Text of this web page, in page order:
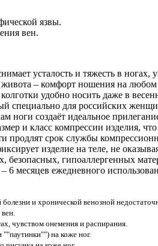
язвы.
вен.
усталость и тяжесть в ногах,
– комфорт ношения на любом
удобно носить даже в
специально для российских
ноги создаёт идеальное
и класс компрессии изделия,
продлят срок службы
изделие на теле, не
безопасных, гипоаллергенных
6 месяцев ежедневного
и хронической венозной
чувством онемения и распирания.
""паутинки"") на коже ног.